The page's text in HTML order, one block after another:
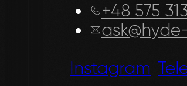
+48 575
Instagram